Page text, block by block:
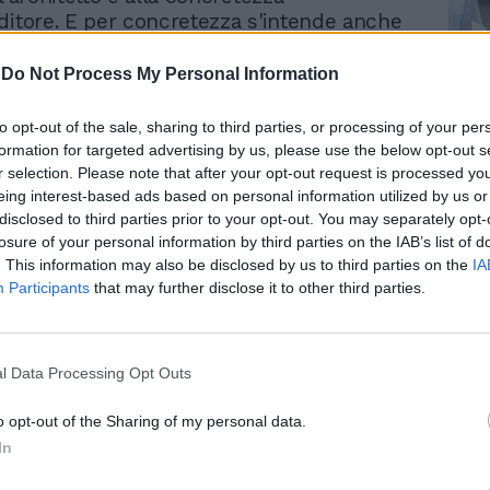
Do Not Process My Personal Information
opt-out of the sale, sharing to third parties, or processing of your
for targeted advertising by us, please use the below opt-out
selection. Please note that after your opt-out request is processed
interest-based ads based on personal information utilized by us
to third parties prior to your opt-out. You may separately
of your personal information by third parties on the IAB’s list of
This information may also be disclosed by us to third parties on the
Participants that may further disclose it to other third parties.
Data Processing Opt Outs
opt-out of the Sharing of my personal data.
E per concretezza s'intende anche
proliferano e consegnano nei tempi
edilizia moderna. I prefabbricati.
all'infinito, piccoli elementi seriali.
assemblati. Come una serie di note
e sempre diverse. Una cifra stilistica
quanto si possa fare buona architettura
Questo racconta la mostra di foto e
Nervi, Architettura come Sfida»,
a Venezia (Palazzo Giustinian Lolin,
Moretti. E fu il paradigma dei tempi
fa e disfa di certe recenti realizzazioni,
Musica alla Teca dell'Ara Pacis. Ecco
Rudy Giuliani a Come States?
Trump, Meloni e la strategia
americana